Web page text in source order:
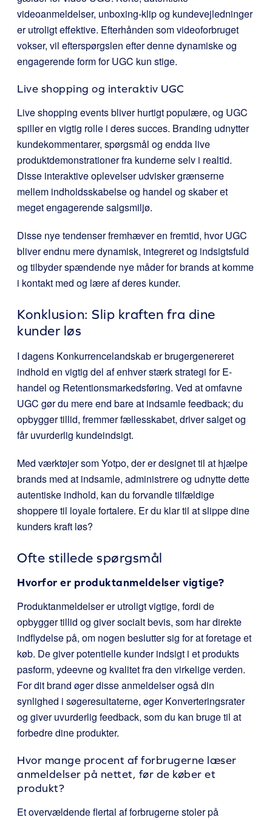
videoanmeldelser, unboxing-klip og kundevejledninger
er utroligt effektive. Efterhånden som videoforbruget
vokser, vil efterspørgslen efter denne dynamiske og
engagerende form for UGC kun stige.
Live shopping og interaktiv UGC
Live shopping events bliver hurtigt populære, og UGC
spiller en vigtig rolle i deres succes. Branding udnytter
kundekommentarer, spørgsmål og endda live
produktdemonstrationer fra kunderne selv i realtid.
Disse interaktive oplevelser udvisker grænserne
mellem indholdsskabelse og handel og skaber et
meget engagerende salgsmiljø.
Disse nye tendenser fremhæver en fremtid, hvor UGC
bliver endnu mere dynamisk, integreret og indsigtsfuld
og tilbyder spændende nye måder for brands at komme
i kontakt med og lære af deres kunder.
Konklusion: Slip kraften fra dine
kunder løs
I dagens Konkurrencelandskab er brugergenereret
indhold en vigtig del af enhver stærk strategi for E-
handel og Retentionsmarkedsføring. Ved at omfavne
UGC gør du mere end bare at indsamle feedback; du
opbygger tillid, fremmer fællesskabet, driver salget og
får uvurderlig kundeindsigt.
Med værktøjer som Yotpo, der er designet til at hjælpe
brands med at indsamle, administrere og udnytte dette
autentiske indhold, kan du forvandle tilfældige
shoppere til loyale fortalere. Er du klar til at slippe dine
kunders kraft løs?
Ofte stillede spørgsmål
Hvorfor er produktanmeldelser vigtige?
Produktanmeldelser er utroligt vigtige, fordi de
opbygger tillid og giver socialt bevis, som har direkte
indflydelse på, om nogen beslutter sig for at foretage et
køb. De giver potentielle kunder indsigt i et produkts
pasform, ydeevne og kvalitet fra den virkelige verden.
For dit brand øger disse anmeldelser også din
synlighed i søgeresultaterne, øger Konverteringsrater
og giver uvurderlig feedback, som du kan bruge til at
forbedre dine produkter.
Hvor mange procent af forbrugerne læser
anmeldelser på nettet, før de køber et
produkt?
Et overvældende flertal af forbrugerne stoler på